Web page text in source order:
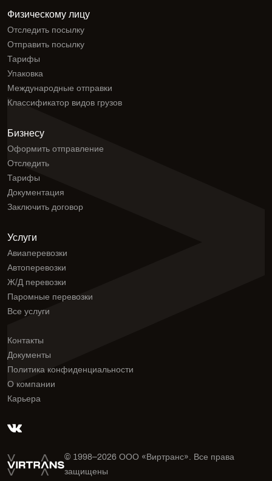
© 1998–2026ООО «Виртранс». Все права
защищены
Физическому лицу
Отследить посылку
Отправить посылку
Тарифы
Упаковка
Международные отправки
Классификатор видов грузов
Бизнесу
Оформить отправление
Отследить
Тарифы
Документация
Заключить договор
Услуги
Авиаперевозки
Автоперевозки
Ж/Д перевозки
Паромные перевозки
Все услуги
Контакты
Документы
Политика конфиденциальности
О компании
Карьера